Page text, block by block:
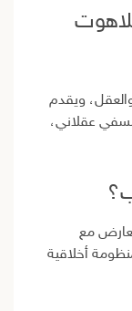
ويقدم
عقلاني،
مع
أخلاقية